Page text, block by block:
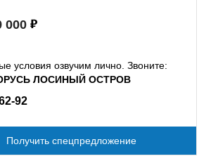
000
условия озвучим лично. Звоните:
ЛОСИНЫЙ ОСТРОВ
92
Получить спецпредложение